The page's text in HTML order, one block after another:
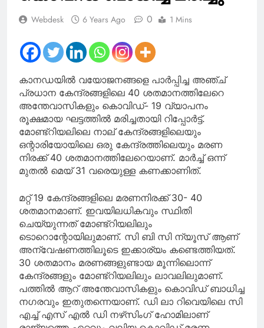
Webdesk 6 Years Ago 0 1 Mins
കാനഡയില്‍ വയോജനങ്ങളെ പാര്‍പ്പിച്ച അഞ്ച്
പ്രധാന കേന്ദ്രങ്ങളിലെ 40 ശതമാനത്തിലേറെ
അന്തേവാസികളും കൊവിഡ്- 19 വ്യാപനം
രൂക്ഷമായ ഘട്ടത്തില്‍ മരിച്ചതായി റിപ്പോര്‍ട്ട്.
മോണ്ട്‌റിയലിലെ നാല് കേന്ദ്രങ്ങളിലെയും
ഒന്റാരിയോയിലെ ഒരു കേന്ദ്രത്തിലെയും മരണ
നിരക്ക് 40 ശതമാനത്തിലേറെയാണ്. മാര്‍ച്ച് ഒന്ന്
മുതല്‍ മെയ് 31 വരെയുള്ള കണക്കാണിത്.
മറ്റ് 19 കേന്ദ്രങ്ങളിലെ മരണനിരക്ക് 30- 40
ശതമാനമാണ്. ഇവയിലധികവും സ്ഥിതി
ചെയ്യുന്നത് മോണ്ട്‌റിയലിലും
ടൊറൊന്റോയിലുമാണ്. സി ബി സി ന്യൂസ് ആണ്
അന്വേഷണത്തിലൂടെ ഇക്കാര്യം കണ്ടെത്തിയത്.
30 ശതമാനം മരണങ്ങളുണ്ടായ മൂന്നിലൊന്ന്
കേന്ദ്രങ്ങളും മോണ്ട്‌റിയലിലും ലാവലിലുമാണ്.
പത്തില്‍ ആറ് അന്തേവാസികളും കൊവിഡ് ബാധിച്ച
നഗരവും ഇതുതന്നെയാണ്. ഡി ലാ റിവെയിലെ സി
എച്ച് എസ് എല്‍ ഡി നഴ്‌സിംഗ് ഹോമിലാണ്